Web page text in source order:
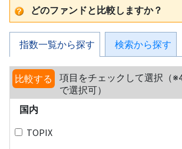
どのファンドと比較しますか？
指数一覧から探す 検索から探す
比較する
項目をチェックして選択（
で選択可）
国内
TOPIX